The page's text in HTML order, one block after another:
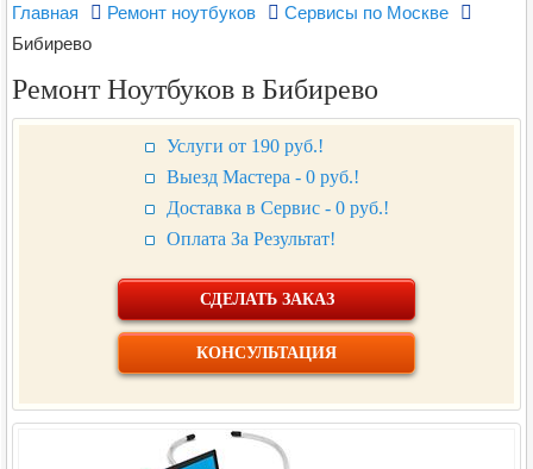
Главная Ремонт ноутбуков
Сервисы по Москве
Бибирево
Ремонт Ноутбуков в Бибирево
Услуги от 190 руб.!
Выезд Мастера - 0 руб.!
Доставка в Сервис - 0 руб.!
Оплата За Результат!
СДЕЛАТЬ ЗАКАЗ
КОНСУЛЬТАЦИЯ